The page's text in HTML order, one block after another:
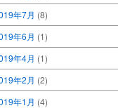
年7月 (8)
年6月 (1)
年4月 (1)
年2月 (2)
年1月 (4)